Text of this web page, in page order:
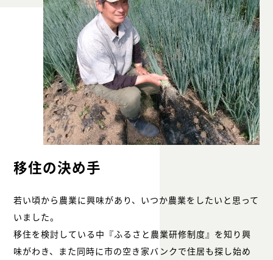
移住の決め手
若い頃から農業に興味があり、いつか農業をしたいと思って
いました。
移住を検討している中『ふるさと農業研修制度』を知り興
味がわき、また同時に市の空き家バンクで住居も探し始め